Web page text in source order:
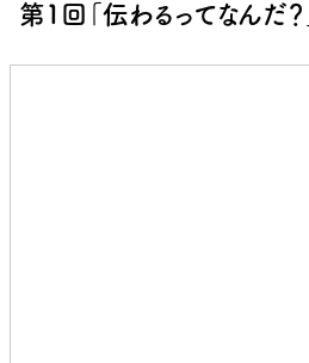
第1回「伝わるってなんだ？」